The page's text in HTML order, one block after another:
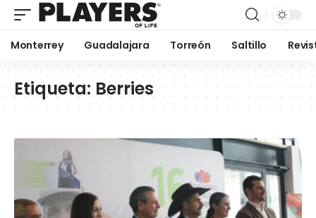
Monterrey Guadalajara Torreón Saltillo
Etiqueta: Berries